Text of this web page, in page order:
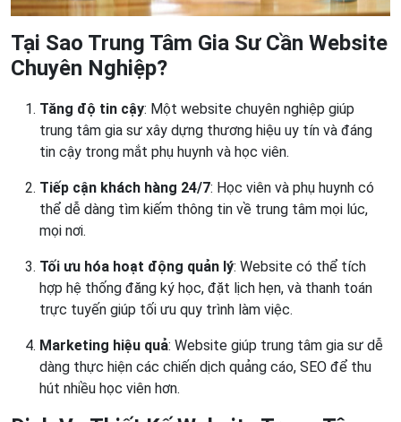
Tại Sao Trung Tâm Gia Sư Cần Website
Chuyên Nghiệp?
Tăng độ tin cậy: Một website chuyên nghiệp giúp
trung tâm gia sư xây dựng thương hiệu uy tín và đáng
tin cậy trong mắt phụ huynh và học viên.
Tiếp cận khách hàng 24/7: Học viên và phụ huynh có
thể dễ dàng tìm kiếm thông tin về trung tâm mọi lúc,
mọi nơi.
Tối ưu hóa hoạt động quản lý: Website có thể tích
hợp hệ thống đăng ký học, đặt lịch hẹn, và thanh toán
trực tuyến giúp tối ưu quy trình làm việc.
Marketing hiệu quả: Website giúp trung tâm gia sư dễ
dàng thực hiện các chiến dịch quảng cáo, SEO để thu
hút nhiều học viên hơn.